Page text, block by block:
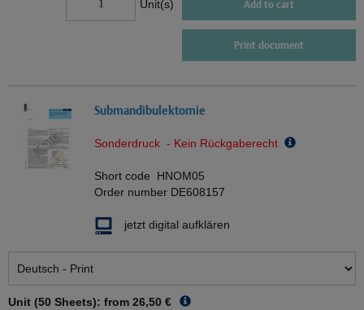
Unit(s) Add to cart
Print document
Submandibulektomie
Sonderdruck - Kein Rückgaberecht
Short code HNOM05
Order number DE608157
jetzt digital aufklären
Unit (50 Sheets): from 26,50 €